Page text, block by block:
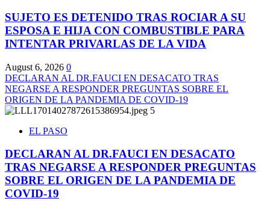
SUJETO ES DETENIDO TRAS ROCIAR A SU
ESPOSA E HIJA CON COMBUSTIBLE PARA
INTENTAR PRIVARLAS DE LA VIDA
August 6, 2026 0
DECLARAN AL DR.FAUCI EN DESACATO TRAS
NEGARSE A RESPONDER PREGUNTAS SOBRE EL
ORIGEN DE LA PANDEMIA DE COVID-19
5
EL PASO
DECLARAN AL DR.FAUCI EN DESACATO
TRAS NEGARSE A RESPONDER PREGUNTAS
SOBRE EL ORIGEN DE LA PANDEMIA DE
COVID-19